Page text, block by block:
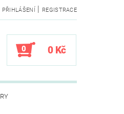
PŘIHLÁŠENÍ | REGISTRACE
0 0 Kč